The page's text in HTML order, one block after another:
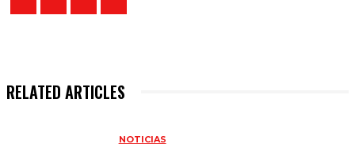
RELATED ARTICLES
NOTICIAS